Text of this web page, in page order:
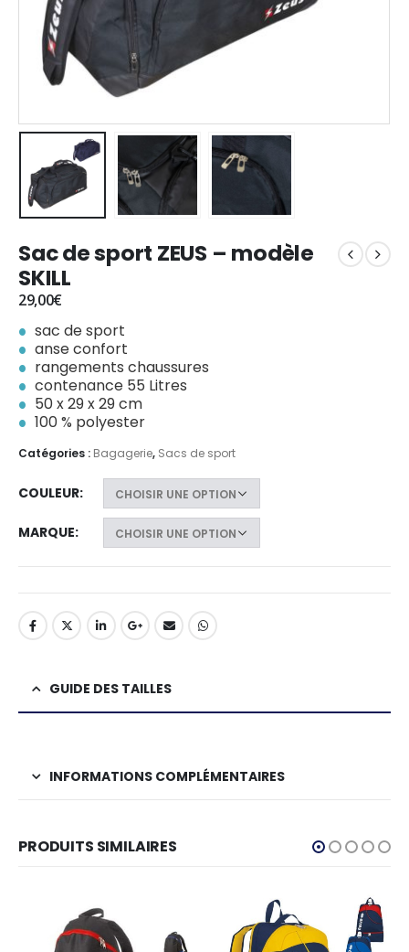
Sac de sport ZEUS – modèle
SKILL
29,00€
sac de sport
anse confort
rangements chaussures
contenance 55 Litres
50 x 29 x 29 cm
100 % polyester
Catégories : Bagagerie, Sacs de sport
COULEUR
MARQUE
GUIDE DES TAILLES
INFORMATIONS COMPLÉMENTAIRES
PRODUITS SIMILAIRES